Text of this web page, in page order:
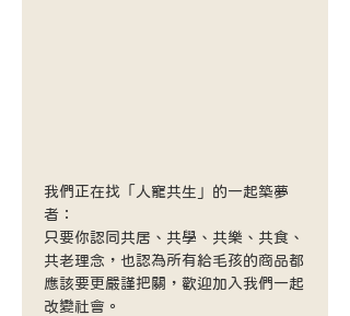
我們正在找「人寵共生」的一起築夢
者：
只要你認同共居、共學、共樂、共食、
共老理念，也認為所有給毛孩的商品都
應該要更嚴謹把關，歡迎加入我們一起
改變社會。